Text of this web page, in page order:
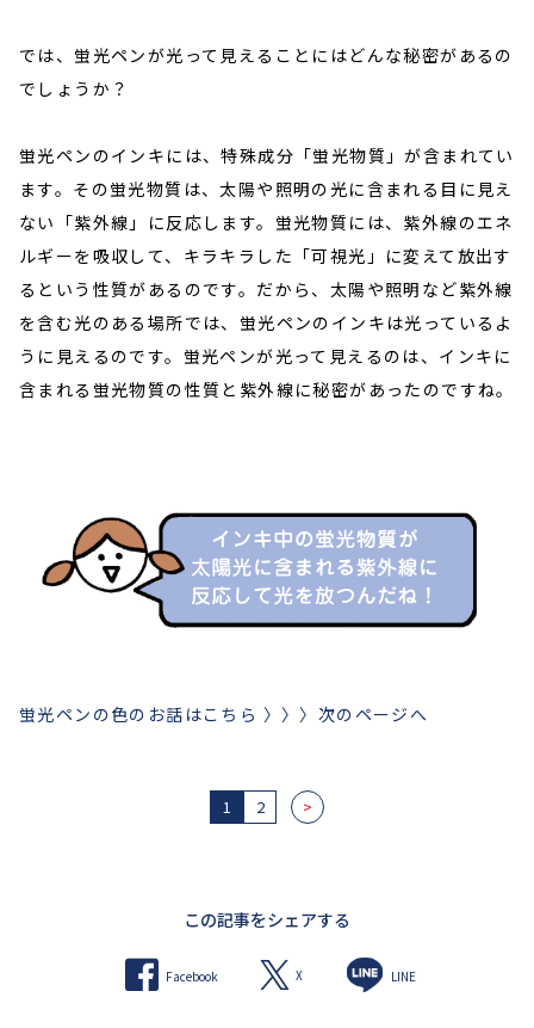
では、蛍光ペンが光って見えることにはどんな秘密があるの
でしょうか？
蛍光ペンのインキには、特殊成分「蛍光物質」が含まれてい
ます。その蛍光物質は、太陽や照明の光に含まれる目に見え
ない「紫外線」に反応します。蛍光物質には、紫外線のエネ
ルギーを吸収して、キラキラした「可視光」に変えて放出す
るという性質があるのです。だから、太陽や照明など紫外線
を含む光のある場所では、蛍光ペンのインキは光っているよ
うに見えるのです。蛍光ペンが光って見えるのは、インキに
含まれる蛍光物質の性質と紫外線に秘密があったのですね。
蛍光ペンの色のお話はこちら 〉〉〉次のページへ
1 2 >
この記事をシェアする
Facebook X LINE